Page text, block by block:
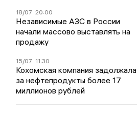
18/07 20:00
Независимые АЗС в России
начали массово выставлять на
продажу
15/07 11:30
Кохомская компания задолжала
за нефтепродукты более 17
миллионов рублей